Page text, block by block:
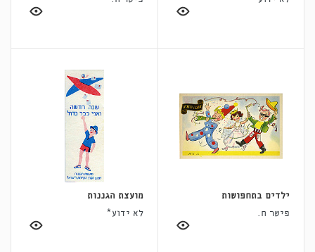
ילדים בתחפושות
פישר ח.
מועצת הגננות
לא ידוע*